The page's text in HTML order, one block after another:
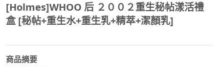
[Holmes]WHOO 后 ２００２重生秘帖漾活禮
盒 [秘帖+重生水+重生乳+精萃+潔顏乳]
商品摘要